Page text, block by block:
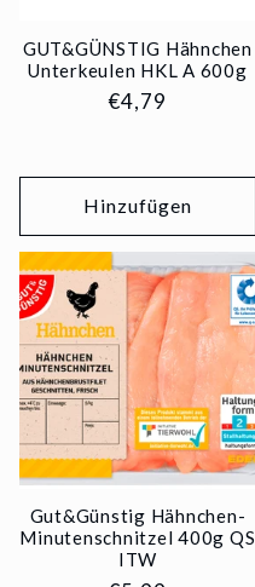
GUT&GÜNSTIG Hähnchen
Unterkeulen HKL A 600g
Normaler
€4,79
Hinzufügen
Gut&Günstig Hähnchen-
Minutenschnitzel 400g QS
ITW